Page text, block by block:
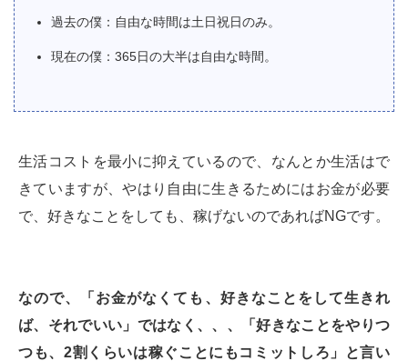
過去の僕：自由な時間は土日祝日のみ。
現在の僕：365日の大半は自由な時間。
生活コストを最小に抑えているので、なんとか生活はで
きていますが、やはり自由に生きるためにはお金が必要
で、好きなことをしても、稼げないのであればNGです。
なので、「お金がなくても、好きなことをして生きれ
ば、それでいい」ではなく、、、「好きなことをやりつ
つも、2割くらいは稼ぐことにもコミットしろ」と言い